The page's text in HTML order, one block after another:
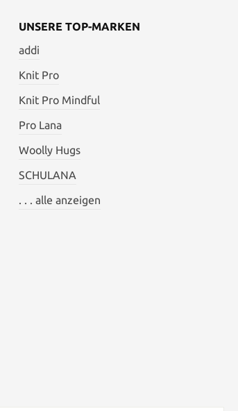
UNSERE TOP-MARKEN
addi
Knit Pro
Knit Pro Mindful
Pro Lana
Woolly Hugs
SCHULANA
. . . alle anzeigen